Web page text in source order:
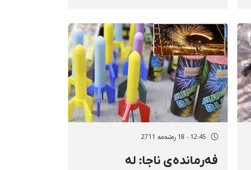
بانگهێشتی ئیدارەی
ئیتلاعات كران
12:45 - 18 رەشەمه 2711
فەرماندەی ناجا: لە